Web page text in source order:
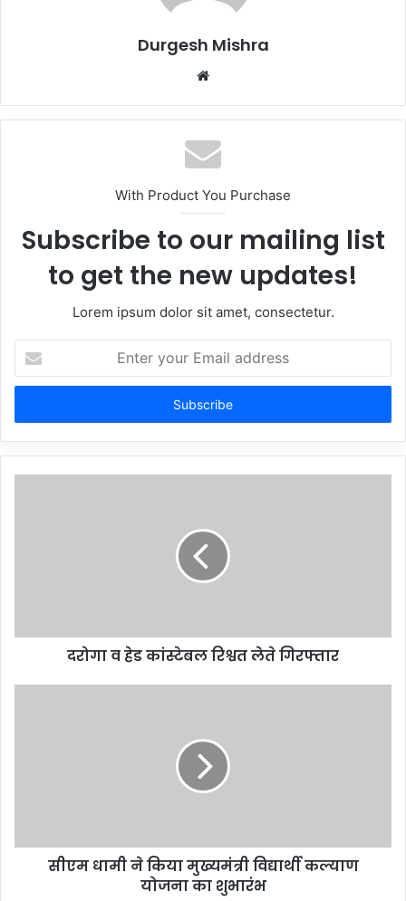
Durgesh Mishra
Website
With Product You Purchase
Subscribe to our mailing list
to get the new updates!
Lorem ipsum dolor sit amet, consectetur.
Enter
your
Email
दरोगा व हेड कांस्टेबल रिश्वत लेते गिरफ्तार
सीएम धामी ने किया मुख्यमंत्री विद्यार्थी कल्याण
योजना का शुभारंभ